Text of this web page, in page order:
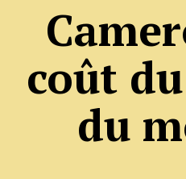
coût
du